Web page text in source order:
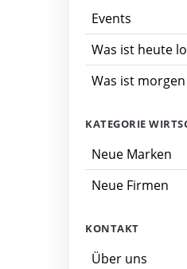
Events
Was ist heute
Was ist
KATEGORIE
Neue Marken
Neue Firmen
KONTAKT
Über uns